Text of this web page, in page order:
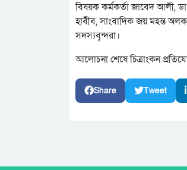
বিষয়ক কর্মকর্তা জাবেদ আলী,
হাবীব, সাংবাদিক জয় মহন্ত
সদস্যবৃন্দরা।
আলোচনা শেষে চিত্রাংকন
Share Tweet